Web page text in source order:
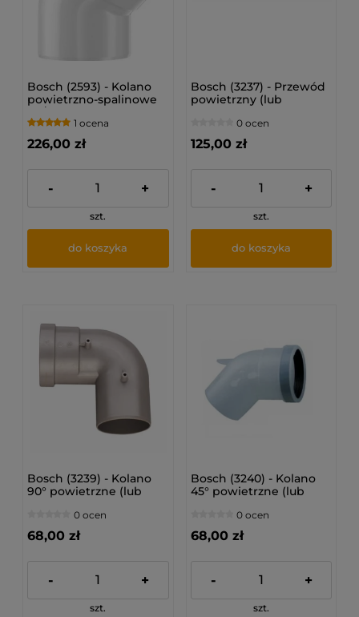
Bosch (2593) - Kolano
powietrzno-spalinowe
80/125 45°
1 ocena
226,00 zł
- +
szt.
do koszyka
Bosch (3237) - Przewód
powietrzny (lub
0 ocen
125,00 zł
- +
szt.
do koszyka
Bosch (3239) - Kolano
90° powietrzne (lub
0 ocen
68,00 zł
- +
szt.
Bosch (3240) - Kolano
45° powietrzne (lub
0 ocen
68,00 zł
- +
szt.